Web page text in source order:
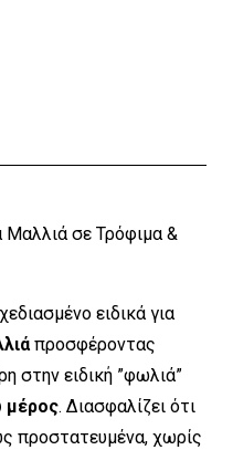
Μαλλιά σε Τρόφιμα &
ειδικά για
προσφέροντας
στην ειδική ”φωλιά”
μέρος. Διασφαλίζει ότι
προστατευμένα, χωρίς